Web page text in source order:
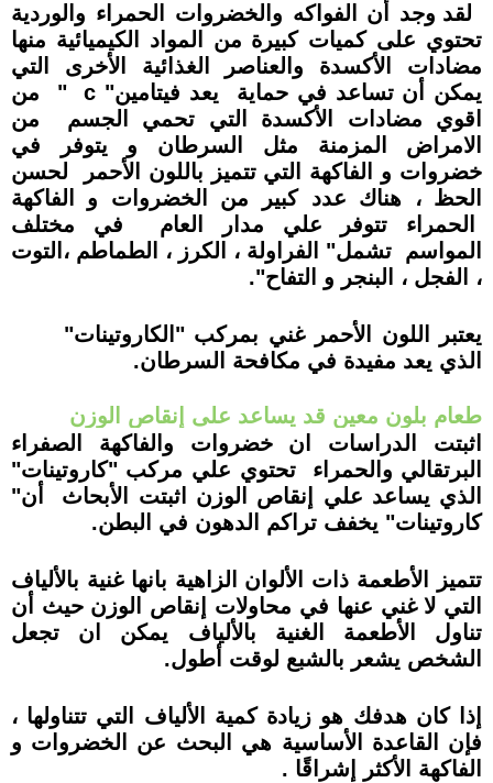
لقد وجد أن الفواكه والخضروات الحمراء والوردية
تحتوي على كميات كبيرة من المواد الكيميائية منها
مضادات الأكسدة والعناصر الغذائية الأخرى التي
يمكن أن تساعد في حماية
يعد فيتامين" c
"
من
اقوي مضادات الأكسدة التي تحمي الجسم
من
الامراض المزمنة مثل السرطان و يتوفر في
خضروات و الفاكهة التي تتميز باللون الأحمر لحسن
الحظ ، هناك عدد كبير من الخضروات و الفاكهة
الحمراء تتوفر علي مدار العام في مختلف
المواسم تشمل" الفراولة ، الكرز ، الطماطم ،التوت
، الفجل ، البنجر و التفاح".
يعتبر اللون الأحمر غني بمركب " الكاروتينات"
الذي يعد مفيدة في مكافحة السرطان.
طعام بلون معين قد يساعد على إنقاص الوزن
اثبتت الدراسات ان خضروات والفاكهة الصفراء
البرتقالي والحمراء تحتوي علي مركب "كاروتينات"
الذي يساعد علي إنقاص الوزن اثبتت الأبحاث أن"
كاروتينات" يخفف تراكم الدهون في البطن.
تتميز الأطعمة ذات الألوان الزاهية بانها غنية بالألياف
التي لا غني عنها في محاولات إنقاص الوزن حيث أن
تناول الأطعمة الغنية بالألياف يمكن ان تجعل
الشخص يشعر بالشبع لوقت أطول.
إذا كان هدفك هو زيادة كمية الألياف التي تتناولها ،
فإن القاعدة الأساسية هي البحث عن الخضروات و
الفاكهة الأكثر إشراقًا .